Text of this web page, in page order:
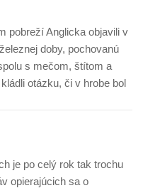
pobreží Anglicka objavili v
doby, pochovanú
s mečom, štítom a
otázku, či v hrobe bol
je po celý rok tak trochu
opierajúcich sa o